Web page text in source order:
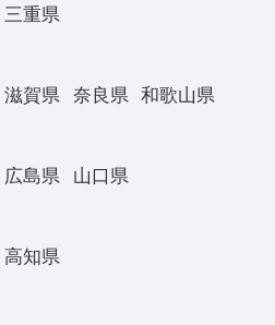
三重県
滋賀県 奈良県 和歌山県
広島県 山口県
高知県